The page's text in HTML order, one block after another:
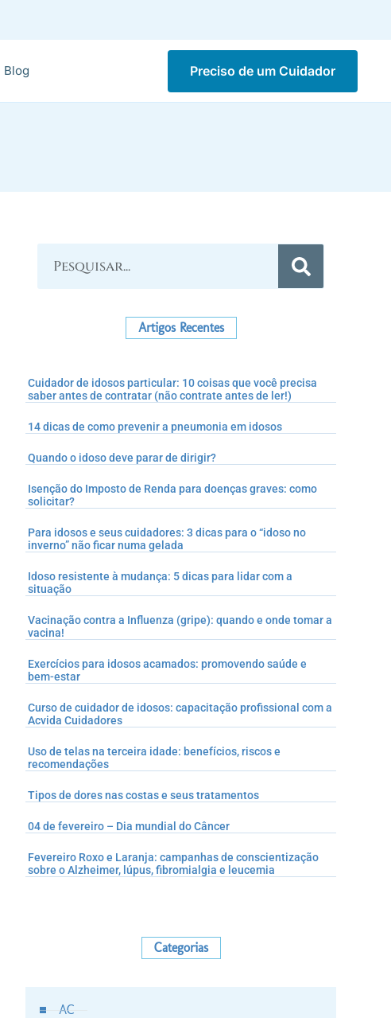
Blog Preciso de um Cuidador
Artigos Recentes
Cuidador de idosos particular: 10 coisas que você precisa
saber antes de contratar (não contrate antes de ler!)
14 dicas de como prevenir a pneumonia em idosos
Quando o idoso deve parar de dirigir?
Isenção do Imposto de Renda para doenças graves: como
solicitar?
Para idosos e seus cuidadores: 3 dicas para o “idoso no
inverno” não ficar numa gelada
Idoso resistente à mudança: 5 dicas para lidar com a
situação
Vacinação contra a Influenza (gripe): quando e onde tomar a
vacina!
Exercícios para idosos acamados: promovendo saúde e
bem-estar
Curso de cuidador de idosos: capacitação profissional com a
Acvida Cuidadores
Uso de telas na terceira idade: benefícios, riscos e
recomendações
Tipos de dores nas costas e seus tratamentos
04 de fevereiro – Dia mundial do Câncer
Fevereiro Roxo e Laranja: campanhas de conscientização
sobre o Alzheimer, lúpus, fibromialgia e leucemia
Categorias
AC